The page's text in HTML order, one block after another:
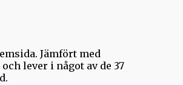
Jämfört med
lever i något av de 37